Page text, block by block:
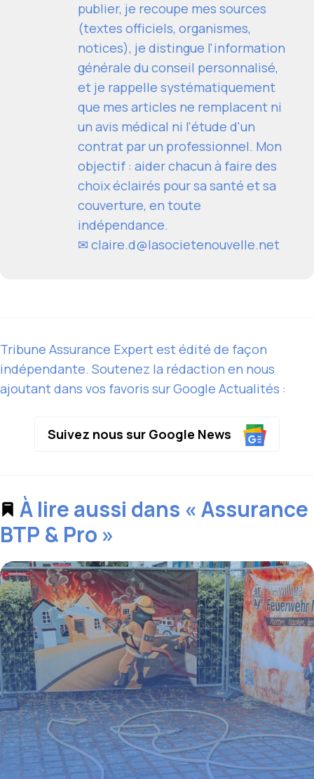
publier, je recoupe mes sources
(textes officiels, organismes,
notices), je distingue l'information
générale du conseil personnalisé,
et je rappelle systématiquement
que mes articles ne remplacent ni
un avis médical ni l'étude d'un
contrat par un professionnel. Mon
objectif : aider chacun à faire des
choix éclairés pour sa santé et sa
couverture, en toute
indépendance.
✉ claire.d@lasocietenouvelle.net
Tribune Assurance Expert est édité de façon
indépendante. Soutenez la rédaction en nous
ajoutant dans vos favoris sur Google Actualités :
Suivez nous sur Google News
À lire aussi dans « Assurance
BTP & Pro »